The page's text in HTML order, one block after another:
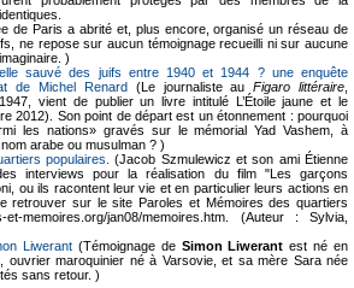
de Paris a abrité et, plus encore, organisé un réseau de
ne repose sur aucun témoignage recueilli ni sur aucune
)
sauvé des juifs entre 1940 et 1944 ? une enquête
de Michel Renard(Le journaliste auFigaro littéraire
vient de publier un livre intitulé L’Étoile jaune et le
2012). Son point de départ est un étonnement : pourquoi
les nations» gravés sur le mémorial Yad Vashem, à
arabe ou musulman ? )
populaires.
(Jacob Szmulewicz et son ami Étienne
interviews pour la réalisation du film "Les garçons
ou ils racontent leur vie et en particulier leurs actions en
retrouver sur le site Paroles et Mémoires des quartiers
et-memoires.org/jan08/memoires.htm. (Auteur : Sylvia,
Liwerant (Témoignage de Simon Liwerant est né en
ouvrier maroquinier né à Varsovie, et sa mère Sara née
sans retour. )